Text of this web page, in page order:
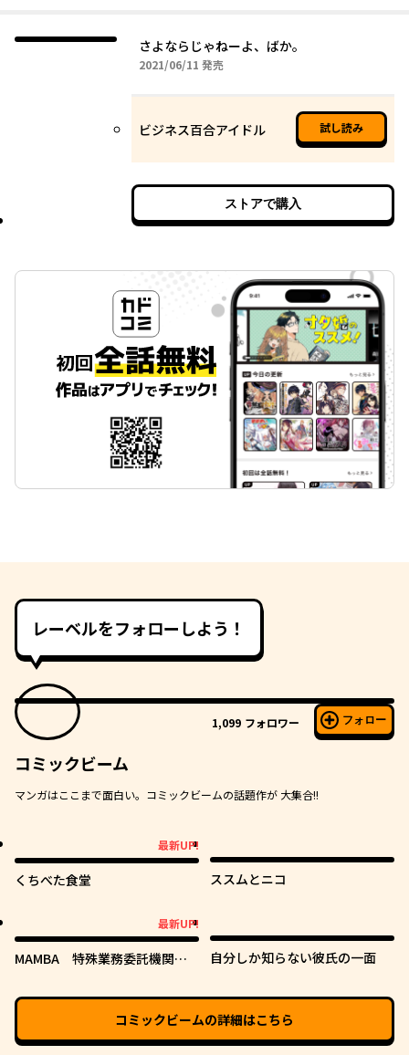
隣の席の山崎は、いつも何かを描いている。
ガリガリ音がうるさくて、本当に迷惑。
さよならじゃねーよ、ばか。
2021/06/11 2021年06月11日
発売
ビジネス百合アイドル 試し読み
ストアで購入
レーベルをフォローしよう！
1,099 フォロワー フォロー
コミックビーム
マンガはここまで面白い。コミックビームの話題作が 大集合!!
最新UP!
くちべた食堂 ススムとニコ
最新UP!
MAMBA 特殊業務委託機関マ
自分しか知らない彼氏の一面
コミックビームの詳細はこちら